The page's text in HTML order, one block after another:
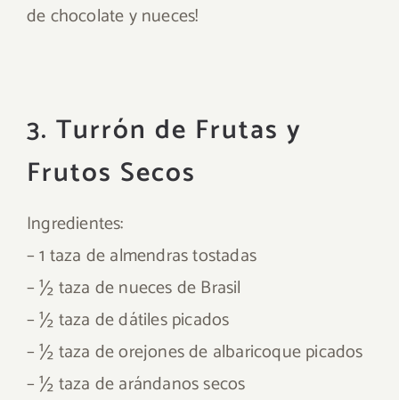
de chocolate y nueces!
3. Turrón de Frutas y
Frutos Secos
Ingredientes:
– 1 taza de almendras tostadas
– ½ taza de nueces de Brasil
– ½ taza de dátiles picados
– ½ taza de orejones de albaricoque picados
– ½ taza de arándanos secos